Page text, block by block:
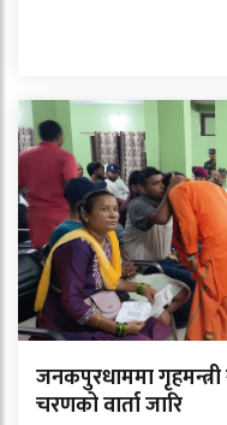
जनकपुरधाममा
चरणको वार्ता जारि